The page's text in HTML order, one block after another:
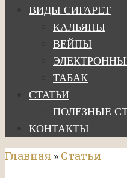
ВИДЫ СИГАРЕТ
КАЛЬЯНЫ
ВЕЙПЫ
ТАБАК
СТАТЬИ
ПОЛЕЗНЫЕ
КОНТАКТЫ
Главная » Статьи